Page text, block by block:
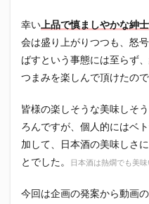
幸い 上品で慎ましやかな紳
会は盛り上がりつつも、怒
ばすという事態には至らず
つまみを楽しんで頂けたの
皆様の楽しそうな美味しそ
ろんですが、個人的にはベ
加して、日本酒の美味しさ
とでした。
日本酒は熱燗でも美味
今回は企画の発案から動画
ペニーゆうすけ
ホッ
リベロ
ヴィッセル神
三和酒造
三和酒造場
伊東市
伊藤食品
初亀
初亀醸造
吉田義元
名古屋グラ
埼玉西武ライオンズ